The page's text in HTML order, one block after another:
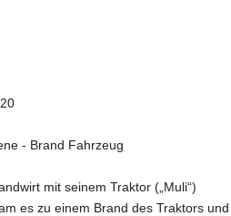
- Brand Fahrzeug
mit seinem Traktor („Muli“)
es zu einem Brand des Traktors und